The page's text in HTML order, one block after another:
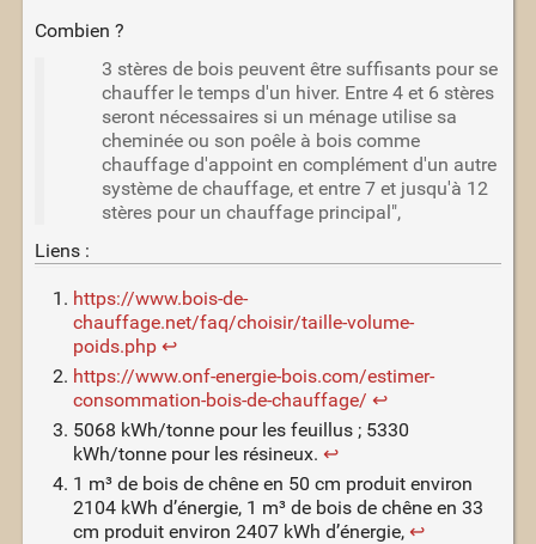
Combien ?
3 stères de bois peuvent être suffisants pour se
chauffer le temps d'un hiver. Entre 4 et 6 stères
seront nécessaires si un ménage utilise sa
cheminée ou son poêle à bois comme
chauffage d'appoint en complément d'un autre
système de chauffage, et entre 7 et jusqu'à 12
stères pour un chauffage principal",
Liens :
https://www.bois-de-
chauffage.net/faq/choisir/taille-volume-
poids.php ↩
https://www.onf-energie-bois.com/estimer-
consommation-bois-de-chauffage/ ↩
5068 kWh/tonne pour les feuillus ; 5330
kWh/tonne pour les résineux. ↩
1 m³ de bois de chêne en 50 cm produit environ
2104 kWh d’énergie, 1 m³ de bois de chêne en 33
cm produit environ 2407 kWh d’énergie, ↩